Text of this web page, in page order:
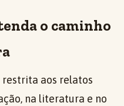
o caminho
aos relatos
na literatura e no